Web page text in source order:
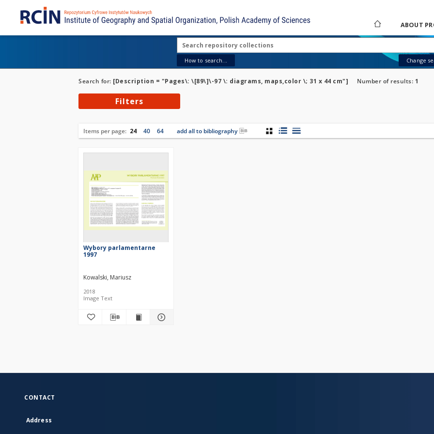
ABOUT
How to search... Change
Search for: [Description = "Pages\: \[89\]\-97 \: diagrams, maps,color \; 31 x 44 cm"] Number of results: 1
Filters
Items per page: 24 40 64 add all to bibliography
Wybory parlamentarne
1997
Kowalski, Mariusz
2018
Image Text
CONTACT
Address